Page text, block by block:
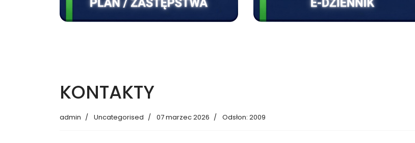
KONTAKTY
admin Uncategorised 07 marzec 2026 Odsłon: 2009